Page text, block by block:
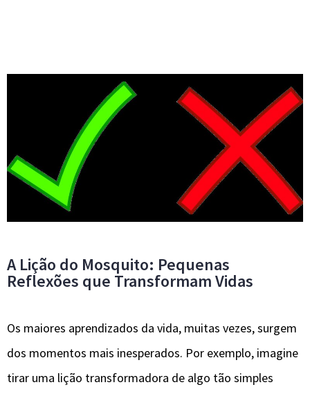
A Lição do Mosquito: Pequenas
Reflexões que Transformam Vidas
Os maiores aprendizados da vida, muitas vezes, surgem
dos momentos mais inesperados. Por exemplo, imagine
tirar uma lição transformadora de algo tão simples